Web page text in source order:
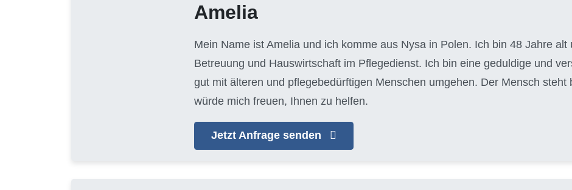
Amelia
Mein Name ist Amelia und ich komme aus Nysa in Polen. Ich bin 48 Jahre
Betreuung und Hauswirtschaft im Pflegedienst. Ich bin eine geduldige und
gut mit älteren und pflegebedürftigen Menschen umgehen. Der Mensch
würde mich freuen, Ihnen zu helfen.
Jetzt Anfrage senden